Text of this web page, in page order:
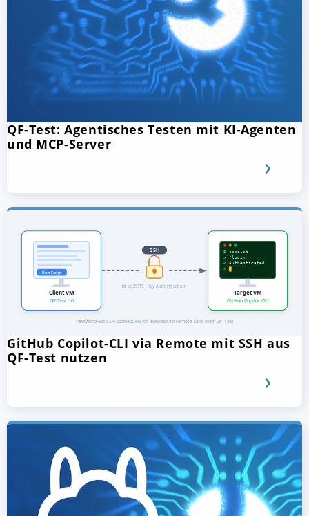
QF-Test: Agentisches Testen mit KI-Agenten
und MCP-Server
GitHub Copilot-CLI via Remote mit SSH aus
QF-Test nutzen